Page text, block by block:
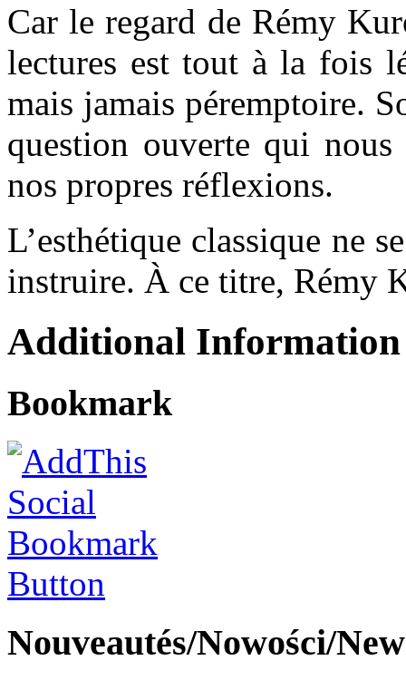
Car le regard de Rémy
lectures est tout à la fois
mais jamais péremptoire.
question ouverte qui
nos propres réflexions.
L’esthétique classique ne
instruire. À ce titre, Rémy
Additional Information
Bookmark
Nouveautés/Nowości/